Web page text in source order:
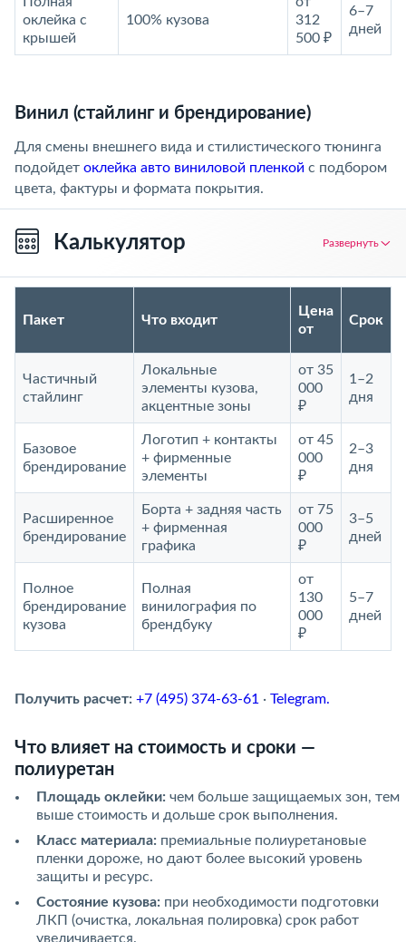
оклейка с
крышей
100% кузова
312
500 ₽
6–7
дней
Винил (стайлинг и брендирование)
Для смены внешнего вида и стилистического тюнинга
подойдет оклейка авто виниловой пленкой с подбором
цвета, фактуры и формата покрытия.
Калькулятор Развернуть
Пакет Что входит
Цена
от
Срок
Частичный
стайлинг
Локальные
элементы кузова,
акцентные зоны
от 35
000
₽
1–2
дня
Базовое
брендирование
Логотип + контакты
+ фирменные
элементы
от 45
000
₽
2–3
дня
Расширенное
брендирование
Борта + задняя часть
+ фирменная
графика
от 75
000
₽
3–5
дней
Полное
брендирование
кузова
Полная
винилография по
брендбуку
от
130
000
₽
5–7
дней
Получить расчет: +7 (495) 374-63-61 · Telegram.
Что влияет на стоимость и сроки —
полиуретан
Площадь оклейки: чем больше защищаемых зон, тем
выше стоимость и дольше срок выполнения.
Класс материала: премиальные полиуретановые
пленки дороже, но дают более высокий уровень
защиты и ресурс.
Состояние кузова: при необходимости подготовки
ЛКП (очистка, локальная полировка) срок работ
увеличивается.